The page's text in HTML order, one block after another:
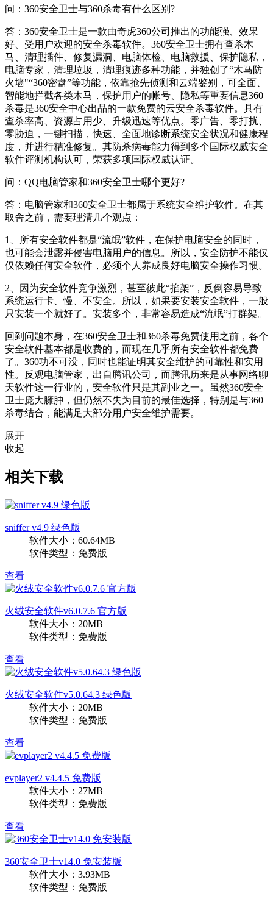
问：360安全卫士与360杀毒有什么区别?
答：360安全卫士是一款由奇虎360公司推出的功能强、效果
好、受用户欢迎的安全杀毒软件。360安全卫士拥有查杀木
马、清理插件、修复漏洞、电脑体检、电脑救援、保护隐私，
电脑专家，清理垃圾，清理痕迹多种功能，并独创了“木马防
火墙"“360密盘”等功能，依靠抢先侦测和云端鉴别，可全面、
智能地拦截各类木马，保护用户的帐号、隐私等重要信息360
杀毒是360安全中心出品的一款免费的云安全杀毒软件。具有
查杀率高、资源占用少、升级迅速等优点。零广告、零打扰、
零胁迫，一键扫描，快速、全面地诊断系统安全状况和健康程
度，并进行精准修复。其防杀病毒能力得到多个国际权威安全
软件评测机构认可，荣获多项国际权威认证。
问：QQ电脑管家和360安全卫士哪个更好?
答：电脑管家和360安全卫士都属于系统安全维护软件。在其
取舍之前，需要理清几个观点：
1、所有安全软件都是“流氓”软件，在保护电脑安全的同时，
也可能会泄露并侵害电脑用户的信息。所以，安全防护不能仅
仅依赖任何安全软件，必须个人养成良好电脑安全操作习惯。
2、因为安全软件竞争激烈，甚至彼此“掐架”，反倒容易导致
系统运行卡、慢、不安全。所以，如果要安装安全软件，一般
只安装一个就好了。安装多个，非常容易造成“流氓”打群架。
回到问题本身，在360安全卫士和360杀毒免费使用之前，各个
安全软件基本都是收费的，而现在几乎所有安全软件都免费
了。360功不可没，同时也能证明其安全维护的可靠性和实用
性。反观电脑管家，出自腾讯公司，而腾讯历来是从事网络聊
天软件这一行业的，安全软件只是其副业之一。虽然360安全
卫士庞大臃肿，但仍然不失为目前的最佳选择，特别是与360
杀毒结合，能满足大部分用户安全维护需要。
展开
收起
相关下载
sniffer v4.9 绿色版
软件大小：60.64MB
软件类型：免费版
查看
火绒安全软件v6.0.7.6 官方版
软件大小：20MB
软件类型：免费版
查看
火绒安全软件v5.0.64.3 绿色版
软件大小：20MB
软件类型：免费版
查看
evplayer2 v4.4.5 免费版
软件大小：27MB
软件类型：免费版
查看
360安全卫士v14.0 免安装版
软件大小：3.93MB
软件类型：免费版